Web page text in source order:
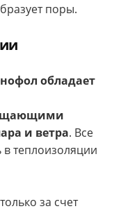
поры.
обладает
и ветра. Все
теплоизоляции
за счет